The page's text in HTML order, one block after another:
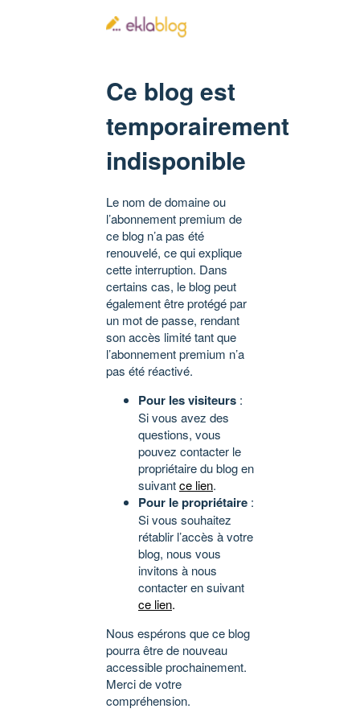
Ce blog est
temporairement
indisponible
Le nom de domaine ou
l’abonnement premium de
ce blog n’a pas été
renouvelé, ce qui explique
cette interruption. Dans
certains cas, le blog peut
également être protégé par
un mot de passe, rendant
son accès limité tant que
l’abonnement premium n’a
pas été réactivé.
Pour les visiteurs :
Si vous avez des
questions, vous
pouvez contacter le
propriétaire du blog en
suivantce lien.
Pour le propriétaire :
Si vous souhaitez
rétablir l’accès à votre
blog, nous vous
invitons à nous
contacter en suivant
ce lien.
Nous espérons que ce blog
pourra être de nouveau
accessible prochainement.
Merci de votre
compréhension.